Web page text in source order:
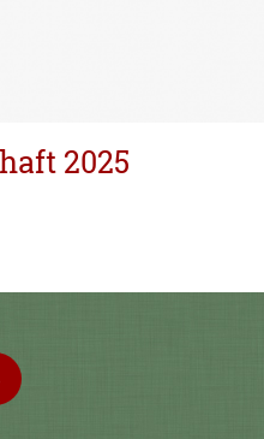
2025